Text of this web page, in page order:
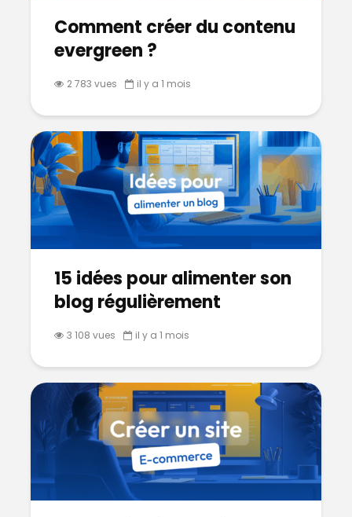
Comment créer du contenu
evergreen ?
2 783 vues il y a 1 mois
15 idées pour alimenter son
blog régulièrement
3 108 vues il y a 1 mois